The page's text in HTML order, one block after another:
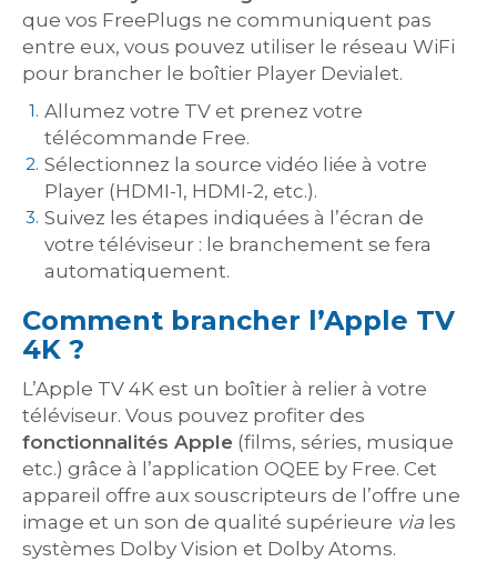
que vos FreePlugs ne communiquent pas
entre eux, vous pouvez utiliser le réseau WiFi
pour brancher le boîtier Player Devialet.
Allumez votre TV et prenez votre
télécommande Free.
Sélectionnez la source vidéo liée à votre
Player (HDMI-1, HDMI-2, etc.).
Suivez les étapes indiquées à l’écran de
votre téléviseur : le branchement se fera
automatiquement.
Comment brancher l’Apple TV
4K ?
L’Apple TV 4K est un boîtier à relier à votre
téléviseur. Vous pouvez profiter des
fonctionnalités Apple (films, séries, musique
etc.) grâce à l’application OQEE by Free. Cet
appareil offre aux souscripteurs de l’offre une
image et un son de qualité supérieure via les
systèmes Dolby Vision et Dolby Atoms.